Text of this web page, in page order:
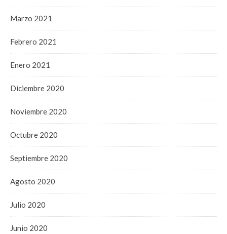
Marzo 2021
Febrero 2021
Enero 2021
Diciembre 2020
Noviembre 2020
Octubre 2020
Septiembre 2020
Agosto 2020
Julio 2020
Junio 2020